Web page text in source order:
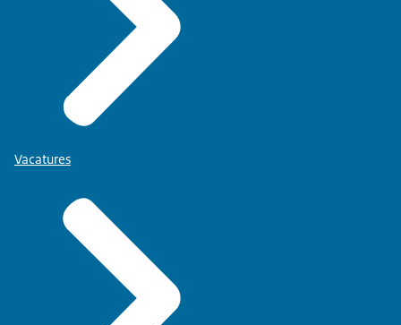
Vacatures